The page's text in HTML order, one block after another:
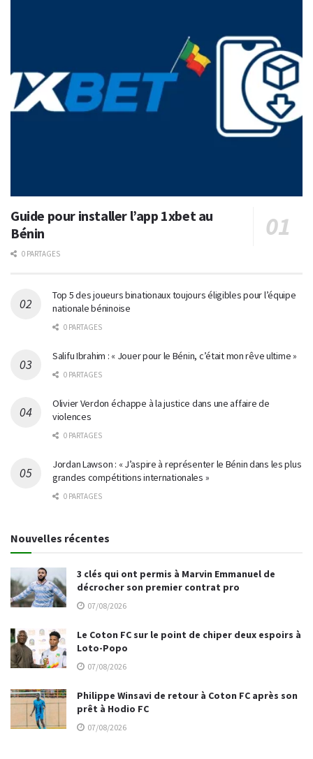
Guide pour installer l’app 1xbet au
Bénin
0 PARTAGES
Top 5 des joueurs binationaux toujours éligibles pour l’équipe
nationale béninoise
0 PARTAGES
Salifu Ibrahim : « Jouer pour le Bénin, c’était mon rêve ultime »
0 PARTAGES
Olivier Verdon échappe à la justice dans une affaire de
violences
0 PARTAGES
Jordan Lawson : « J’aspire à représenter le Bénin dans les plus
grandes compétitions internationales »
0 PARTAGES
Nouvelles récentes
3 clés qui ont permis à Marvin Emmanuel de
décrocher son premier contrat pro
07/08/2026
Le Coton FC sur le point de chiper deux espoirs à
Loto-Popo
07/08/2026
Philippe Winsavi de retour à Coton FC après son
prêt à Hodio FC
07/08/2026